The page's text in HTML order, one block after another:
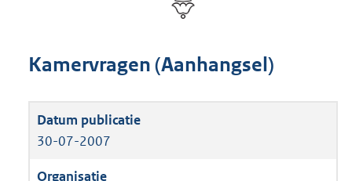
Kamervragen (Aanhangsel)
30-07-2007